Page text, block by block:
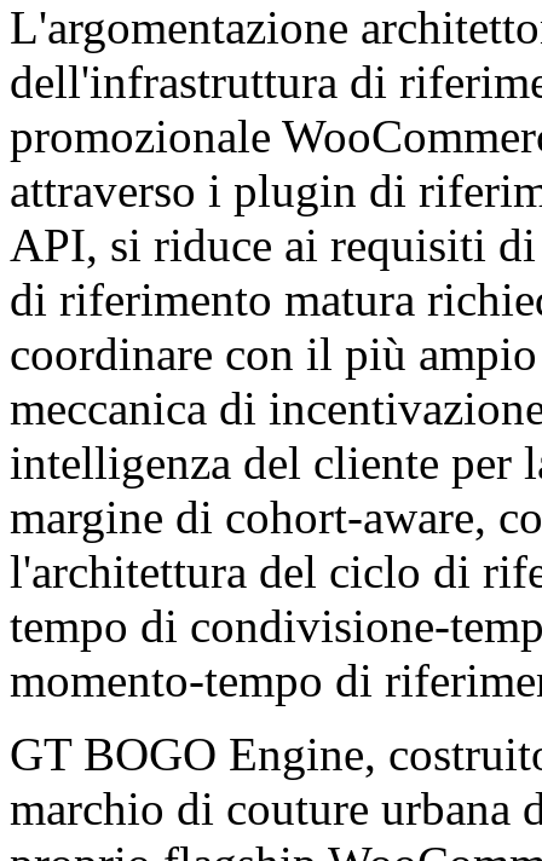
L'argomentazione
dell'infrastruttura di
promozionale
attraverso i plugin di
API, si riduce ai requisiti
di riferimento matura
coordinare con il più
meccanica di
intelligenza del cliente per
margine di cohort-aware,
l'architettura del ciclo di
tempo di condivisione-
momento-tempo di
GT BOGO Engine,
marchio di couture urbana